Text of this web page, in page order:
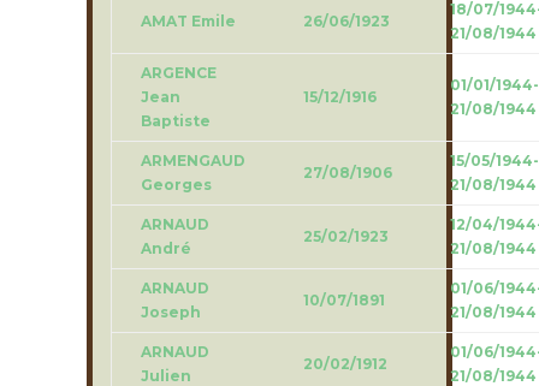
AMAT Emile 26/06/1923
18/07/
21/08/1944
ARGENCE
Jean
Baptiste
15/12/1916
01/01/1944-
21/08/1944
ARMENGAUD
Georges
27/08/1906
15/05/1944-
21/08/1944
ARNAUD
André
25/02/1923
12/04/
21/08/1944
ARNAUD
Joseph
10/07/1891
01/06/
21/08/1944
ARNAUD
Julien
20/02/1912
01/06/
21/08/1944